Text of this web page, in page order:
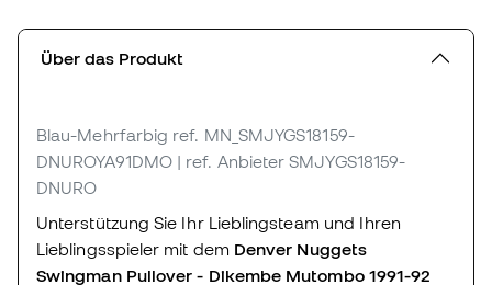
Über das Produkt
Blau-Mehrfarbig ref. MN_SMJYGS18159-
DNUROYA91DMO | ref. Anbieter SMJYGS18159-
DNURO
Unterstützung Sie Ihr Lieblingsteam und Ihren
Lieblingsspieler mit dem Denver Nuggets
Swingman Pullover - Dikembe Mutombo 1991-92